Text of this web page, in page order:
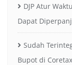
DJP Atur
Dapat
Sudah
Bupot di Coretax